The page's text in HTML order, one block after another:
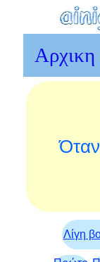
Αρχικη
Λίγη